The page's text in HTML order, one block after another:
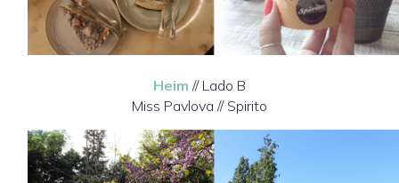
Heim // Lado B
Miss Pavlova // Spirito